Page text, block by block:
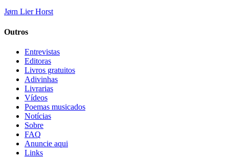
Jørn Lier Horst
Outros
Entrevistas
Editoras
Livros gratuitos
Adivinhas
Livrarias
Vídeos
Poemas musicados
Notícias
Sobre
FAQ
Anuncie aqui
Links